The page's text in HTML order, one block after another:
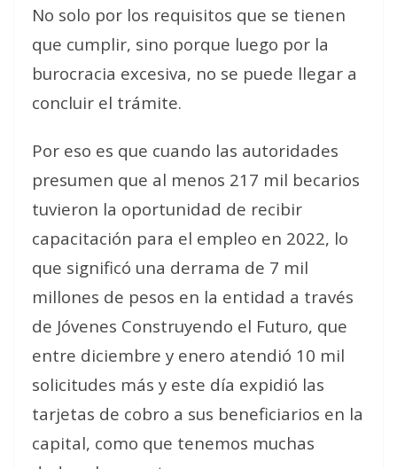
No solo por los requisitos que se tienen
que cumplir, sino porque luego por la
burocracia excesiva, no se puede llegar a
concluir el trámite.
Por eso es que cuando las autoridades
presumen que al menos 217 mil becarios
tuvieron la oportunidad de recibir
capacitación para el empleo en 2022, lo
que significó una derrama de 7 mil
millones de pesos en la entidad a través
de Jóvenes Construyendo el Futuro, que
entre diciembre y enero atendió 10 mil
solicitudes más y este día expidió las
tarjetas de cobro a sus beneficiarios en la
capital, como que tenemos muchas